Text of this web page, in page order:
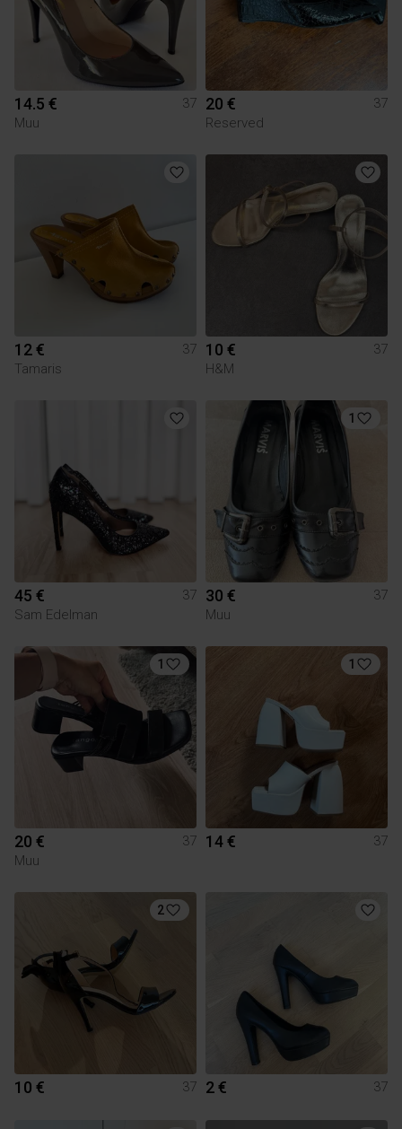
14.5 €
37
Muu
20 €
37
Reserved
12 €
37
Tamaris
10 €
37
H&M
45 €
37
Sam Edelman
1
30 €
37
Muu
1
20 €
37
Muu
1
14 € 37
2
10 € 37 2 € 37